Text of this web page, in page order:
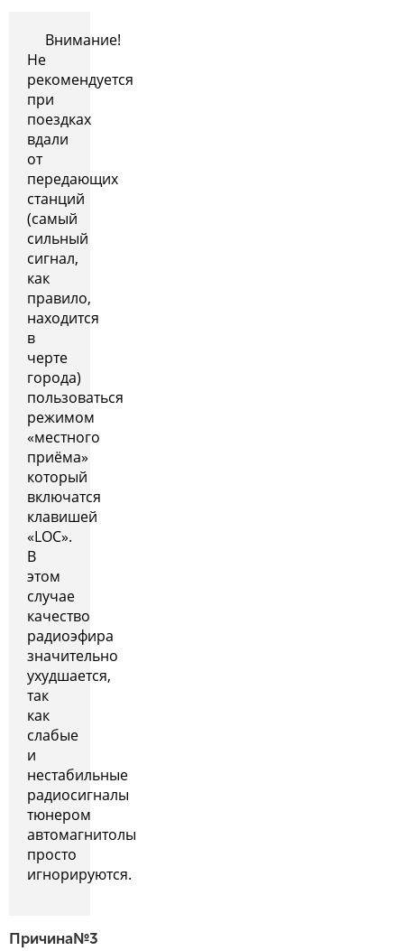
Внимание!
Не
рекомендуется
при
поездках
вдали
от
передающих
станций
(самый
сильный
сигнал,
как
правило,
находится
в
черте
города)
пользоваться
режимом
«местного
приёма»
который
включатся
клавишей
«LOC».
В
этом
случае
качество
радиоэфира
значительно
ухудшается,
так
как
слабые
и
нестабильные
радиосигналы
тюнером
автомагнитолы
просто
игнорируются.
Причина№3